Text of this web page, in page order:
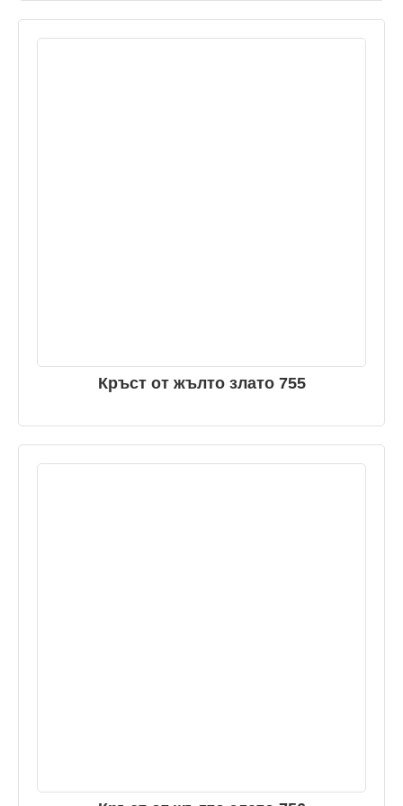
Кръст от жълто злато 755